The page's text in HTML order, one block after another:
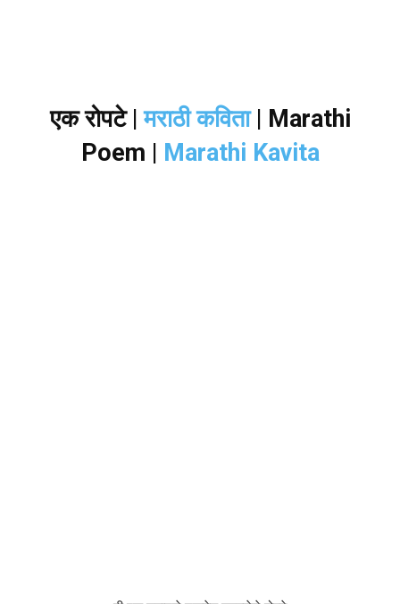
एक रोपटे|मराठी कविता| Marathi
Poem | Marathi Kavita